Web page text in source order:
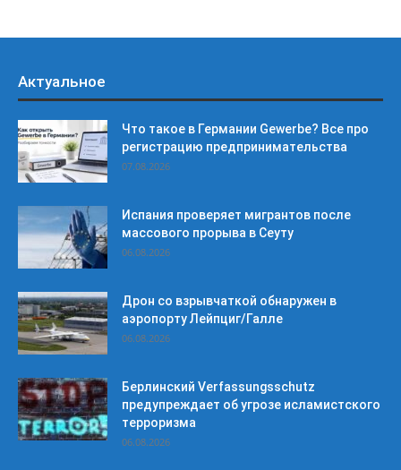
Актуальное
Что такое в Германии Gewerbe? Все про
регистрацию предпринимательства
07.08.2026
Испания проверяет мигрантов после
массового прорыва в Сеуту
06.08.2026
Дрон со взрывчаткой обнаружен в
аэропорту Лейпциг/Галле
06.08.2026
Берлинский Verfassungsschutz
предупреждает об угрозе исламистского
терроризма
06.08.2026